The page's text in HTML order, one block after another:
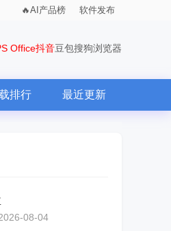
AI产品榜 软件发布
Office抖音豆包搜狗浏览器
排行 最近更新
08-04